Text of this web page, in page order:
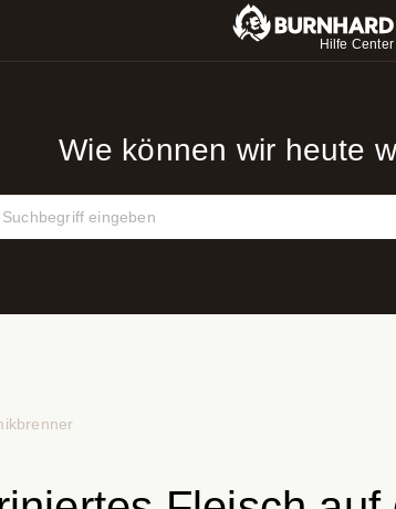
Hilfe Center
Wie können wir heute